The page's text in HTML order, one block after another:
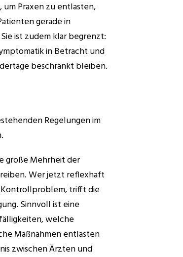
um Praxen zu entlasten,
gerade in
ist zudem klar begrenzt:
in Betracht und
beschränkt bleiben.
Regelungen im
große Mehrheit der
Wer jetzt reflexhaft
Kontrollproblem, trifft die
Sinnvoll ist eine
welche
Maßnahmen entlasten
zwischen Ärzten und